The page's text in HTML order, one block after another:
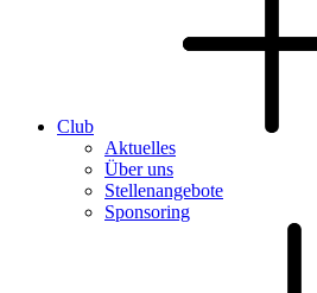
Club
Aktuelles
Über uns
Stellenangebote
Sponsoring